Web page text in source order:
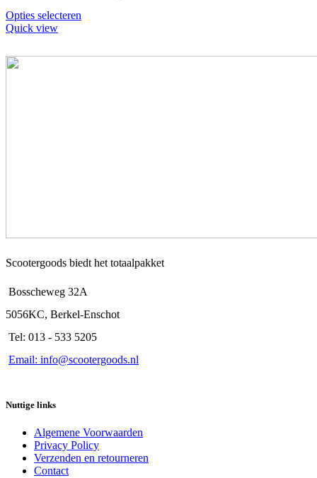
Opties selecteren
Quick view
Scootergoods biedt het totaalpakket
Bosscheweg 32A
5056KC, Berkel-Enschot
Tel: 013 - 533 5205
Email: info@scootergoods.nl
Nuttige links
Algemene Voorwaarden
Privacy Policy
Verzenden en retourneren
Contact